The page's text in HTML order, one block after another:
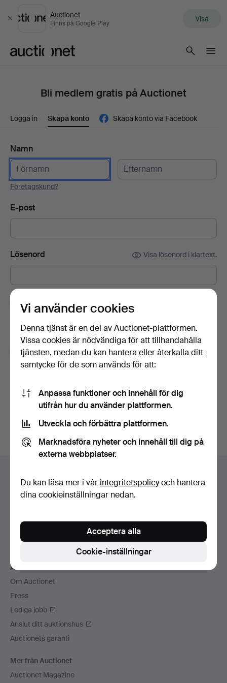
Stäng
Auctionet
Finns på Google Play Visa
Bli medlem gratis på Auctionet
Logga in Skapa konto Skapa konto via Facebook
Namn
Företagskund?
E-post
Lösenord Visa lösenord i klartext.
Prenumerera på Auctionets nyhetsbrev.
ångrar dig kan du enkelt avsluta prenumerationen.
Jag är över 18 år och jag godkänner
användarvillkoren,köpvillkorensamt bekräftar att jag
Skapa konto
Kontakta support
Sociala medier
Auctionet
Om Auctionet
Press
Lediga jobb
Anslut ditt auktionshus
Auctionets garanti
Mer från Auctionet
Auctionet Magazine
Vi använder cookies
Denna tjänst är en del av Auctionet-plattformen.
Vissa cookies är nödvändiga för att tillhandahålla
tjänsten, medan du kan hantera eller återkalla ditt
samtycke för de som används för att:
Anpassa funktioner och innehåll för dig
utifrån hur du använder plattformen.
Utveckla och förbättra plattformen.
Marknadsföra nyheter och innehåll till dig på
externa webbplatser.
Du kan läsa mer i vår integritetspolicyoch hantera
dina cookieinställningar nedan.
Cookie-inställningar
Acceptera alla